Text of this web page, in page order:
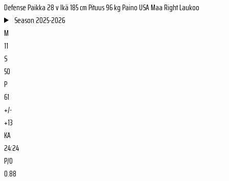
DefensePaikka28 vIkä185 cmPituus96 kgPainoUSAMaaRightLaukoo
Season2025-2026
M
11
S
50
P
61
+/-
+13
KA
24:24
P/O
0.88